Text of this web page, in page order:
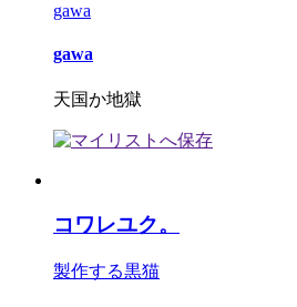
gawa
gawa
天国か地獄
コワレユク。
製作する黒猫